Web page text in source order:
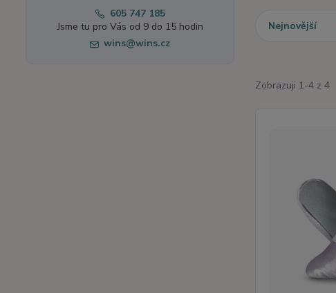
Nejnovější
Zobrazuji 1-4 z 4
605 747 185
Jsme tu pro Vás od 9 do 15 hodin
wins@wins.cz